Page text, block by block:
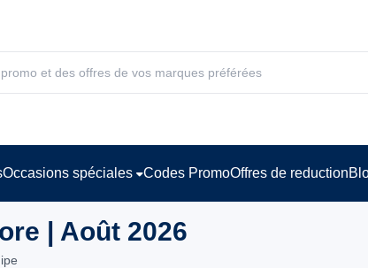
Occasions spéciales Codes PromoOffres de reduction
| Août 2026